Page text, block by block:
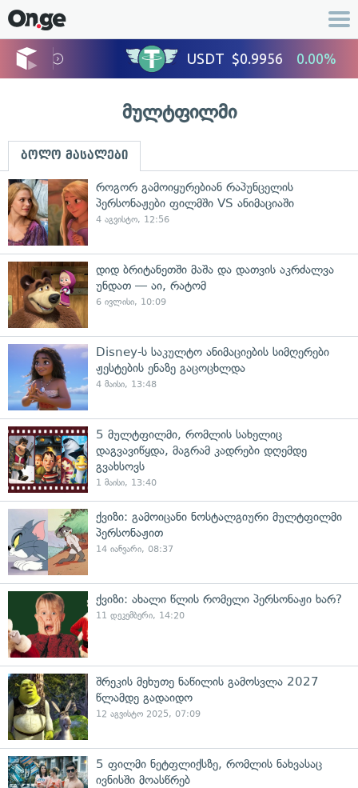
მულტფილმი
ბოლო მასალები
როგორ გამოიყურებიან რაპუნცელის
პერსონაჟები ფილმში VS ანიმაციაში
4 აგვისტო, 12:56
დიდ ბრიტანეთში მაშა და დათვის აკრძალვა
უნდათ — აი, რატომ
6 ივლისი, 10:09
Disney-ს საკულტო ანიმაციების სიმღერები
ჟესტების ენაზე გაცოცხლდა
4 მაისი, 13:48
5 მულტფილმი, რომლის სახელიც
დაგვავიწყდა, მაგრამ კადრები დღემდე
გვახსოვს
1 მაისი, 13:40
ქვიზი: გამოიცანი ნოსტალგიური მულტფილმი
პერსონაჟით
14 იანვარი, 08:37
ქვიზი: ახალი წლის რომელი პერსონაჟი ხარ?
11 დეკემბერი, 14:20
შრეკის მეხუთე ნაწილის გამოსვლა 2027
წლამდე გადაიდო
12 აგვისტო 2025, 07:09
5 ფილმი ნეტფლიქსზე, რომლის ნახვასაც
ივნისში მოასწრებ